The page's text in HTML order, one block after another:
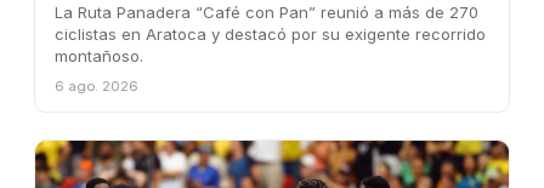
La Ruta Panadera “Café con Pan” reunió a más de 270
ciclistas en Aratoca y destacó por su exigente recorrido
montañoso.
6 ago. 2026